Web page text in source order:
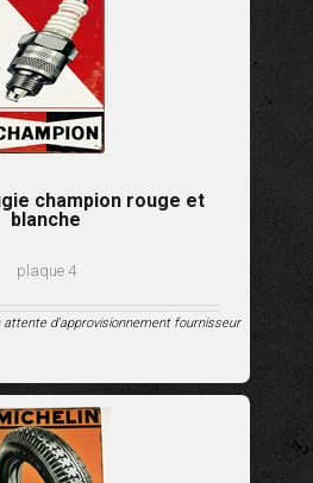
champion rouge et
blanche
plaque 4
attente d'approvisionnement fournisseur